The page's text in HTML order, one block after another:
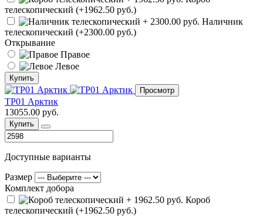
телескопический (+1962.50 руб.)
Наличник
телескопический (+2300.00 руб.)
Открывание
Правое
Левое
Купить
Просмотр
ТР01 Арктик
13055.00 руб.
Купить
Доступные варианты
Размер
Комплект добора
Короб
телескопический (+1962.50 руб.)